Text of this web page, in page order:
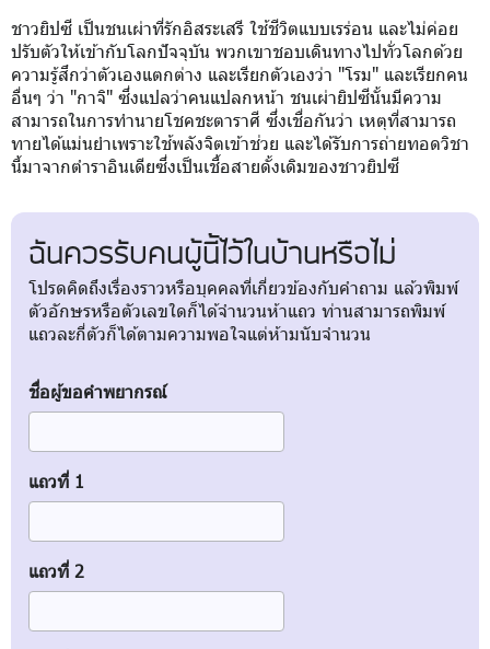
ชาวยิปซี เป็นชนเผ่าที่รักอิสระเสรี ใช้ชีวิตแบบเรร่อน และไม่ค่อย
ปรับตัวให้เข้ากับโลกปัจจุบัน พวกเขาชอบเดินทางไปทั่วโลกด้วย
ความรู้สึกว่าตัวเองแตกต่าง และเรียกตัวเองว่า "โรม" และเรียกคน
อื่นๆ ว่า "กาจิ" ซึ่งแปลว่าคนแปลกหน้า ชนเผ่ายิปซีนั้นมีความ
สามารถในการทำนายโชคชะตาราศี ซึ่งเชื่อกันว่า เหตุที่สามารถ
ทายได้แม่นยำเพราะใช้พลังจิตเข้าช่วย และได้รับการถ่ายทอดวิชา
นี้มาจากตำราอินเดียซึ่งเป็นเชื้อสายดั้งเดิมของชาวยิปซี
ฉันควรรับคนผู้นี้ไว้ในบ้านหรือไม่
โปรดคิดถึงเรื่องราวหรือบุคคลที่เกี่ยวข้องกับคำถาม แล้วพิมพ์
ตัวอักษรหรือตัวเลขใดก็ได้จำนวนห้าแถว ท่านสามารถพิมพ์
แถวละกี่ตัวก็ได้ตามความพอใจแต่ห้ามนับจำนวน
ชื่อผู้ขอคำพยากรณ์
แถวที่ 1
แถวที่ 2